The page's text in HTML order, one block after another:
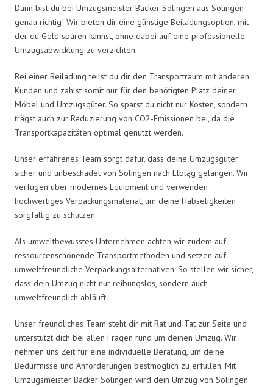
Dann bist du bei Umzugsmeister Bäcker Solingen aus Solingen
genau richtig! Wir bieten dir eine günstige Beiladungsoption, mit
der du Geld sparen kannst, ohne dabei auf eine professionelle
Umzugsabwicklung zu verzichten.
Bei einer Beiladung teilst du dir den Transportraum mit anderen
Kunden und zahlst somit nur für den benötigten Platz deiner
Möbel und Umzugsgüter. So sparst du nicht nur Kosten, sondern
trägst auch zur Reduzierung von CO2-Emissionen bei, da die
Transportkapazitäten optimal genutzt werden.
Unser erfahrenes Team sorgt dafür, dass deine Umzugsgüter
sicher und unbeschadet von Solingen nach Elbląg gelangen. Wir
verfügen über modernes Equipment und verwenden
hochwertiges Verpackungsmaterial, um deine Habseligkeiten
sorgfältig zu schützen.
Als umweltbewusstes Unternehmen achten wir zudem auf
ressourcenschonende Transportmethoden und setzen auf
umweltfreundliche Verpackungsalternativen. So stellen wir sicher,
dass dein Umzug nicht nur reibungslos, sondern auch
umweltfreundlich abläuft.
Unser freundliches Team steht dir mit Rat und Tat zur Seite und
unterstützt dich bei allen Fragen rund um deinen Umzug. Wir
nehmen uns Zeit für eine individuelle Beratung, um deine
Bedürfnisse und Anforderungen bestmöglich zu erfüllen. Mit
Umzugsmeister Bäcker Solingen wird dein Umzug von Solingen